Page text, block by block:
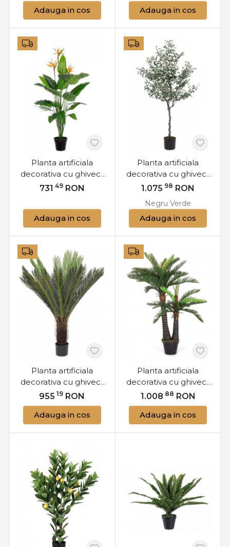
Adauga in cos Adauga in cos
Planta artificiala
decorativa cu ghiveci,
150 cm, Sterlitzia
731 49 RON
Adauga in cos
Planta artificiala
decorativa cu ghiveci,
150 cm, Olive Bizzotto
1.075 98 RON
Negru Verde
Adauga in cos
Planta artificiala
decorativa cu ghiveci,
120 cm, Cycas Bizzotto
955 19 RON
Adauga in cos
Planta artificiala
decorativa cu ghiveci,
150 cm, Palmier
Bizzotto
1.008 88 RON
Adauga in cos